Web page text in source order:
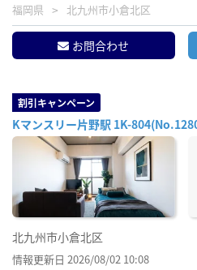
福岡県 北九州市小倉北区
お問合わせ
割引キャンペーン
Kマンスリー片野駅 1K-
北九州市小倉北区
情報更新日 2026/08/02 10:08